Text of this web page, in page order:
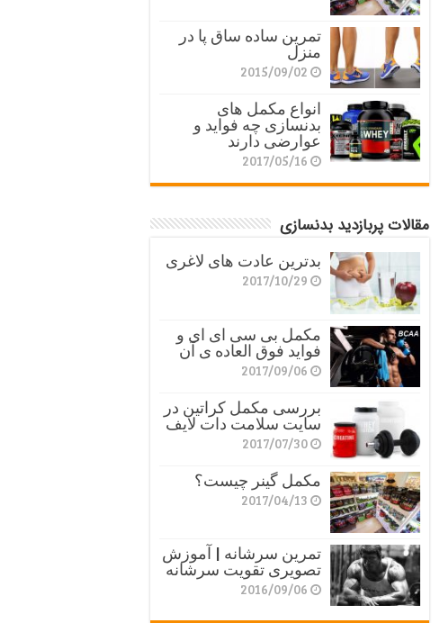
تمرین ساده ساق پا در
منزل
2015/09/02
انواع مکمل های
بدنسازی چه فواید و
عوارضی دارند
2017/05/16
مقالات پربازدید بدنسازی
بدترین عادت های لاغری
2017/10/29
مکمل بی سی ای ای و
فواید فوق العاده ی آن
2017/09/06
بررسی مکمل کراتین در
سایت سلامت دات لایف
2017/07/30
مکمل گینر چیست؟
2017/04/13
تمرین سرشانه | آموزش
تصویری تقویت سرشانه
2016/09/06